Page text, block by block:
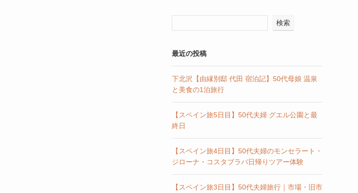
検索
最近の投稿
下北沢【由縁別邸 代田 宿泊記】50代母娘 温泉
と美食の1泊旅行
【スペイン旅5日目】50代夫婦 グエル公園と最
終日
【スペイン旅4日目】50代夫婦のモンセラート・
ジローナ・コスタブラバ日帰りツアー体験
【スペイン旅3日目】50代夫婦旅行｜市場・旧市